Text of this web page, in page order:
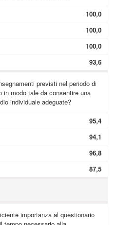
100,0
100,0
100,0
93,6
previsti nel periodo di
in modo tale da consentire una
individuale adeguate?
95,4
94,1
96,8
87,5
importanza al questionario